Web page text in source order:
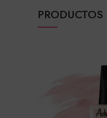
PRODUCTOS